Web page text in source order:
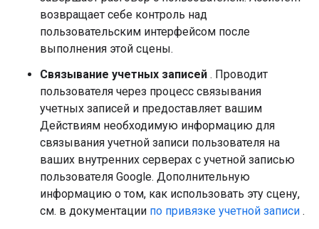
возвращает себе контроль над
пользовательским интерфейсом после
выполнения этой сцены.
Связывание учетных записей . Проводит
пользователя через процесс связывания
учетных записей и предоставляет вашим
Действиям необходимую информацию для
связывания учетной записи пользователя на
ваших внутренних серверах с учетной записью
пользователя Google. Дополнительную
информацию о том, как использовать эту сцену,
см. в документации по привязке учетной записи .